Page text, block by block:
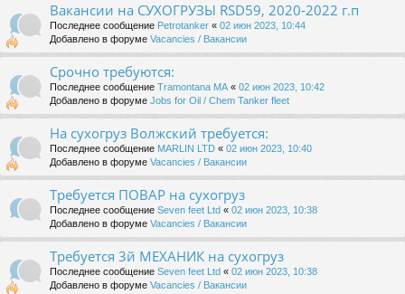
Вакансии на СУХОГРУЗЫ RSD59, 2020-2022 г.п
Последнее сообщение Petrotanker « 02 июн 2023, 10:44
Добавлено в форуме Vacancies / Вакансии
Срочно требуются:
Последнее сообщение Tramontana MA « 02 июн 2023, 10:42
Добавлено в форуме Jobs for Oil / Chem Tanker fleet
На сухогруз Волжский требуется:
Последнее сообщение MARLIN LTD « 02 июн 2023, 10:40
Добавлено в форуме Vacancies / Вакансии
Требуется ПОВАР на сухогруз
Последнее сообщение Seven feet Ltd « 02 июн 2023, 10:38
Добавлено в форуме Vacancies / Вакансии
Требуется 3й МЕХАНИК на сухогруз
Последнее сообщение Seven feet Ltd « 02 июн 2023, 10:38
Добавлено в форуме Vacancies / Вакансии